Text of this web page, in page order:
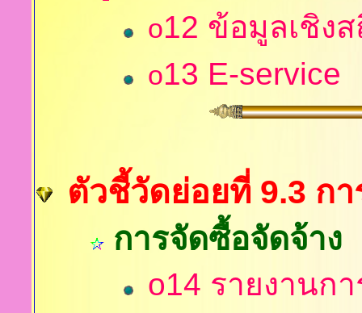
o12 ข้อมูลเชิง
o13 E-service
ตัวชี้วัดย่อยที่ 9.3 ก
การจัดซื้อจัดจ้าง
o14 รายงานก